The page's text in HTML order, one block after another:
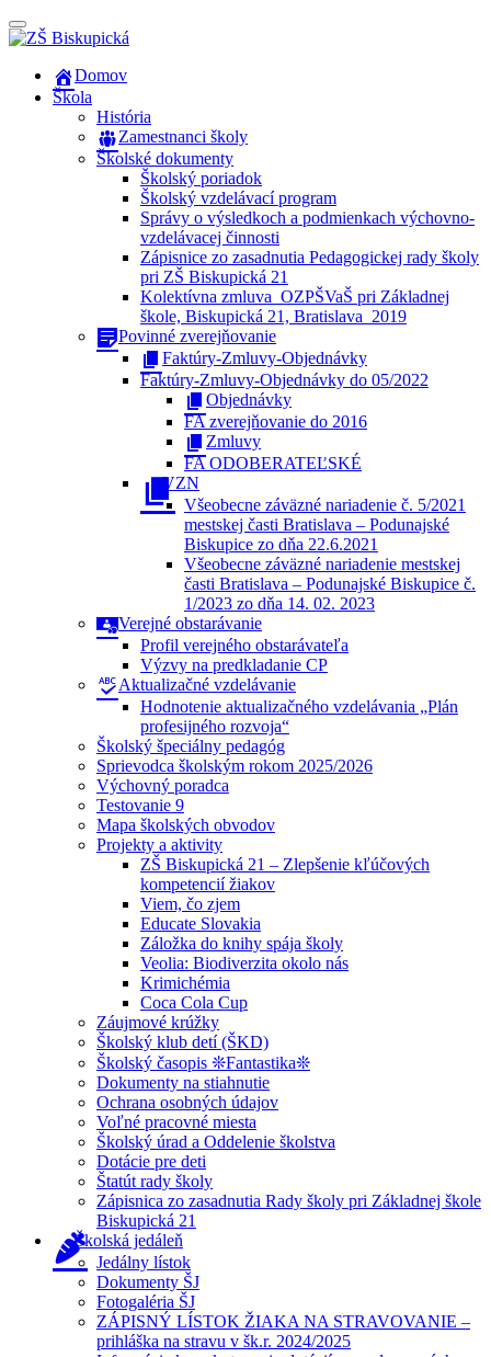
Prepínateľná
navigácia
Prejsť
Domov
Škola
História
Zamestnanci školy
Školské dokumenty
Školský poriadok
Školský vzdelávací program
Správy o výsledkoch a podmienkach výchovno-
vzdelávacej činnosti
Zápisnice zo zasadnutia Pedagogickej rady školy
pri ZŠ Biskupická 21
Kolektívna zmluva_OZPŠVaŠ pri Základnej
škole, Biskupická 21, Bratislava_2019
Povinné zverejňovanie
Faktúry-Zmluvy-Objednávky
Faktúry-Zmluvy-Objednávky do 05/2022
Objednávky
FA zverejňovanie do 2016
Zmluvy
FA ODOBERATEĽSKÉ
VZN
Všeobecne záväzné nariadenie č. 5/2021
mestskej časti Bratislava – Podunajské
Biskupice zo dňa 22.6.2021
Všeobecne záväzné nariadenie mestskej
časti Bratislava – Podunajské Biskupice č.
1/2023 zo dňa 14. 02. 2023
Verejné obstarávanie
Profil verejného obstarávateľa
Výzvy na predkladanie CP
Aktualizačné vzdelávanie
Hodnotenie aktualizačného vzdelávania „Plán
profesijného rozvoja“
Školský špeciálny pedagóg
Sprievodca školským rokom 2025/2026
Výchovný poradca
Testovanie 9
Mapa školských obvodov
Projekty a aktivity
ZŠ Biskupická 21 – Zlepšenie kľúčových
kompetencií žiakov
Viem, čo zjem
Educate Slovakia
Záložka do knihy spája školy
Veolia: Biodiverzita okolo nás
Krimichémia
Coca Cola Cup
Záujmové krúžky
Školský klub detí (ŠKD)
Školský časopis ❊Fantastika❊
Dokumenty na stiahnutie
Ochrana osobných údajov
Voľné pracovné miesta
Školský úrad a Oddelenie školstva
Dotácie pre deti
Štatút rady školy
Zápisnica zo zasadnutia Rady školy pri Základnej škole
Biskupická 21
Školská jedáleň
Jedálny lístok
Dokumenty ŠJ
Fotogaléria ŠJ
ZÁPISNÝ LÍSTOK ŽIAKA NA STRAVOVANIE –
prihláška na stravu v šk.r. 2024/2025